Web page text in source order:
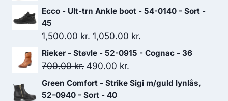
oprindelige
var:
1,599.00 kr..
aktuelle
er:
1,119.30 kr..
Ecco - Ult-trn Ankle boot - 54-0140 - Sort -
45
1,500.00kr. Den
oprindelige
pris
1,500.00 kr..
1,050.00 kr.
aktuelle
1,050.00 kr..
Rieker - Støvle - 52-0915 - Cognac - 36
700.00kr. Den
oprindelige
pris
490.00 kr.
aktuelle
Green Comfort - Strike Sigi m/guld lynlås,
52-0940 - Sort - 40